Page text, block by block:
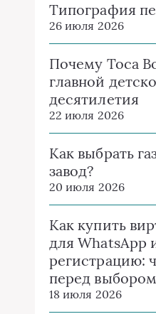
Типография
26 июля 2026
Почему Toca
главной
десятилетия
22 июля 2026
Как выбрать
завод?
20 июля 2026
Как купить
для WhatsApp
регистрацию:
перед
18 июля 2026